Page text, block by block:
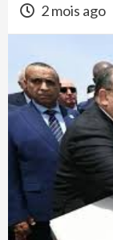
2 mois ago